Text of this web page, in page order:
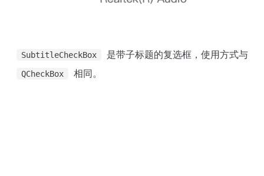
SubtitleCheckBox 是带子标题的复选框，使用方式与
QCheckBox 相同。